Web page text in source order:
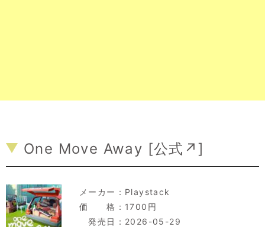
One Move Away [公式↗]
メーカー： Playstack
価 格：1700円
発売日：2026-05-29